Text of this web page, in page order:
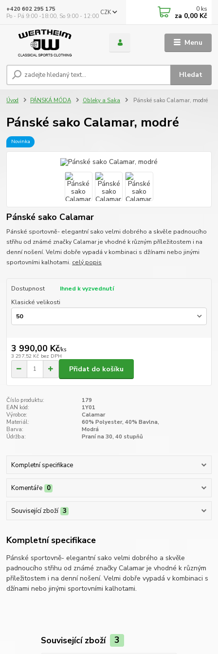
Menu
CZK
Hledat
+420 602 295 175
Po - Pá 9:00 -18:00, So 9:00 - 12:00
0 ks
za 0,00 Kč
Úvod PÁNSKÁ MÓDA Obleky a Saka Pánské sako Calamar, modré
Pánské sako Calamar, modré
Novinka
Pánské sako Calamar
Pánské sportovně- elegantní sako velmi dobrého a skvěle padnoucího
střihu od známé značky Calamar je vhodné k různým příležitostem i na
denní nošení. Velmi dobře vypadá v kombinaci s džínami nebo jinými
sportovními kalhotami. celý popis
Dostupnost
Ihned k vyzvednutí
Klasické velikosti
3 990,00 Kč/ks
3 297,52 Kč bez DPH
Přidat do košíku
Číslo produktu:
179
EAN kód:
1Y01
Výrobce:
Calamar
Materiál:
60% Polyester, 40% Bavlna,
Barva:
Modrá
Údržba:
Praní na 30, 40 stupňů
Kompletní specifikace
Komentáře 0
Související zboží 3
Kompletní specifikace
Pánské sportovně- elegantní sako velmi dobrého a skvěle
padnoucího střihu od známé značky Calamar je vhodné k různým
příležitostem i na denní nošení. Velmi dobře vypadá v kombinaci s
džínami nebo jinými sportovními kalhotami.
Související zboží 3